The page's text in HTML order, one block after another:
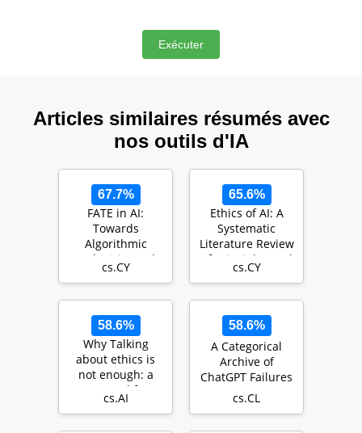
Articles similaires résumés avec
nos outils d'IA
67.7%
FATE in AI:
Towards
Algorithmic
Inclusivity and
Accessibility
cs.CY
65.6%
Ethics of AI: A
Systematic
Literature Review
of Principles and
Challenges
cs.CY
58.6%
Why Talking
about ethics is
not enough: a
proposal for
Fintech's AI ethics
cs.AI
58.6%
A Categorical
Archive of
ChatGPT Failures
cs.CL